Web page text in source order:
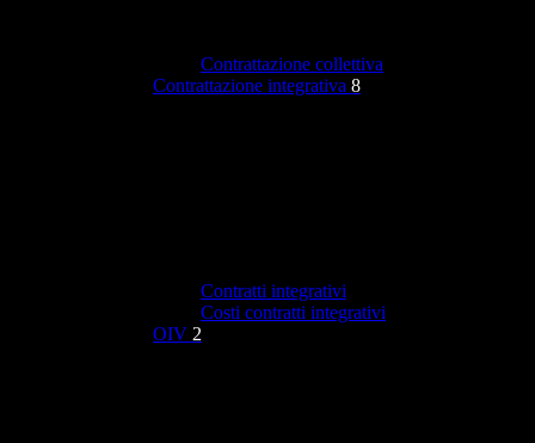
Contrattazione collettiva
Contrattazione integrativa 8
Contratti integrativi
Costi contratti integrativi
OIV 2